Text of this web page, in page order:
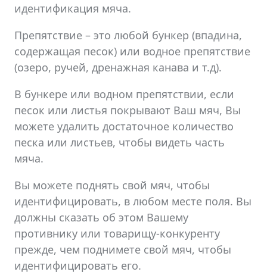
идентификация мяча.
Препятствие – это любой бункер (впадина,
содержащая песок) или водное препятствие
(озеро, ручей, дренажная канава и т.д).
В бункере или водном препятствии, если
песок или листья покрывают Ваш мяч, Вы
можете удалить достаточное количество
песка или листьев, чтобы видеть часть
мяча.
Вы можете поднять свой мяч, чтобы
идентифицировать, в любом месте поля. Вы
должны сказать об этом Вашему
противнику или товарищу-конкуренту
прежде, чем поднимете свой мяч, чтобы
идентифицировать его.